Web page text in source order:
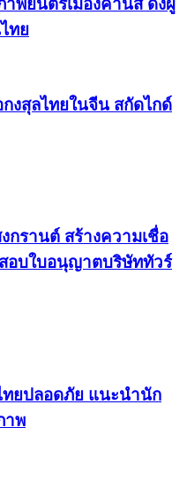
าพยนตร์เมืองคานส์ ดึงผู้
ทย
งสุลไทยในจีน สกัดไกด์
กรานต์ สร้างความเชื่อ
อบใบอนุญาตบริษัททัวร์
ทยปลอดภัย แนะนำนัก
าพ